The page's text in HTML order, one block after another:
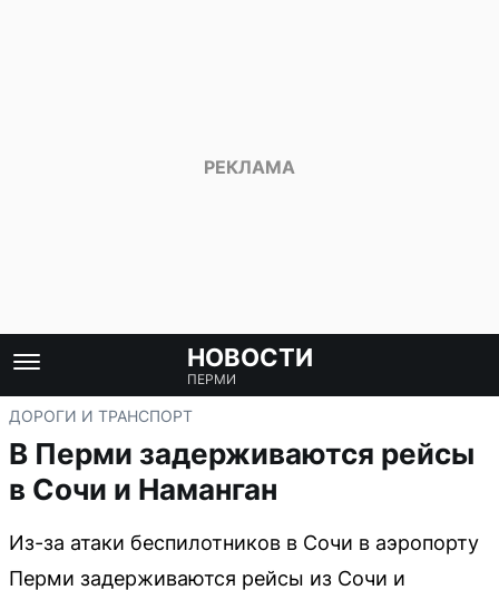
НОВОСТИ
ПЕРМИ
ДОРОГИ И ТРАНСПОРТ
В Перми задерживаются рейсы
в Сочи и Наманган
Из-за атаки беспилотников в Сочи в аэропорту
Перми задерживаются рейсы из Сочи и